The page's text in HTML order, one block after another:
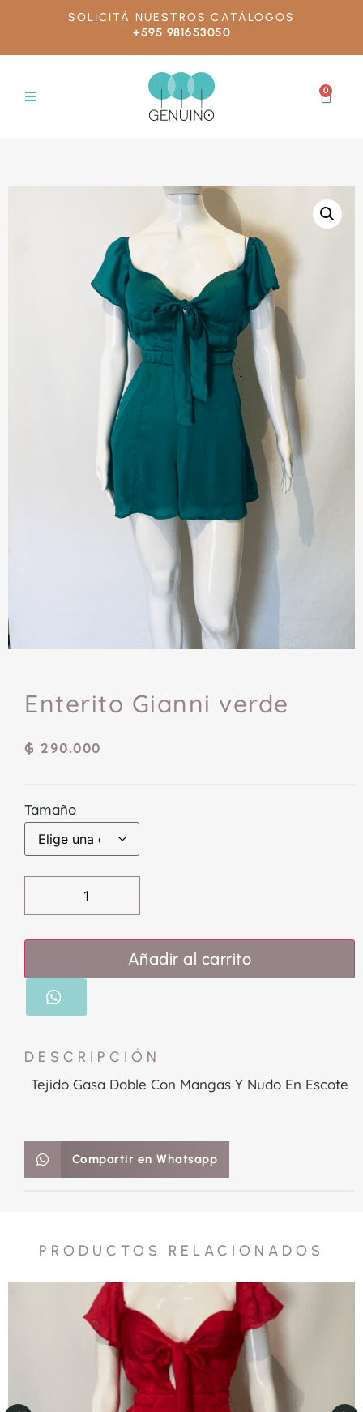
SOLICITÁ NUESTROS CATÁLOGOS
+595 981653050
0
Enterito Gianni verde
₲ 290.000
Tamaño
Añadir al carrito
DESCRIPCIÓN
Tejido Gasa Doble Con Mangas Y Nudo En Escote
Compartir en Whatsapp
PRODUCTOS RELACIONADOS